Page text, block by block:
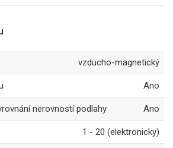
vzducho-magnetický
Ano
nerovností podlahy Ano
1 - 20 (elektronicky)